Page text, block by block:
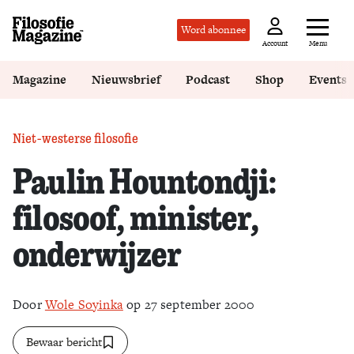
Word abonnee
Account Menu
Magazine Nieuwsbrief Podcast Shop Events
Niet-westerse filosofie
Paulin Hountondji:
filosoof, minister,
onderwijzer
DoorWole Soyinkaop 27 september 2000
Bewaar bericht